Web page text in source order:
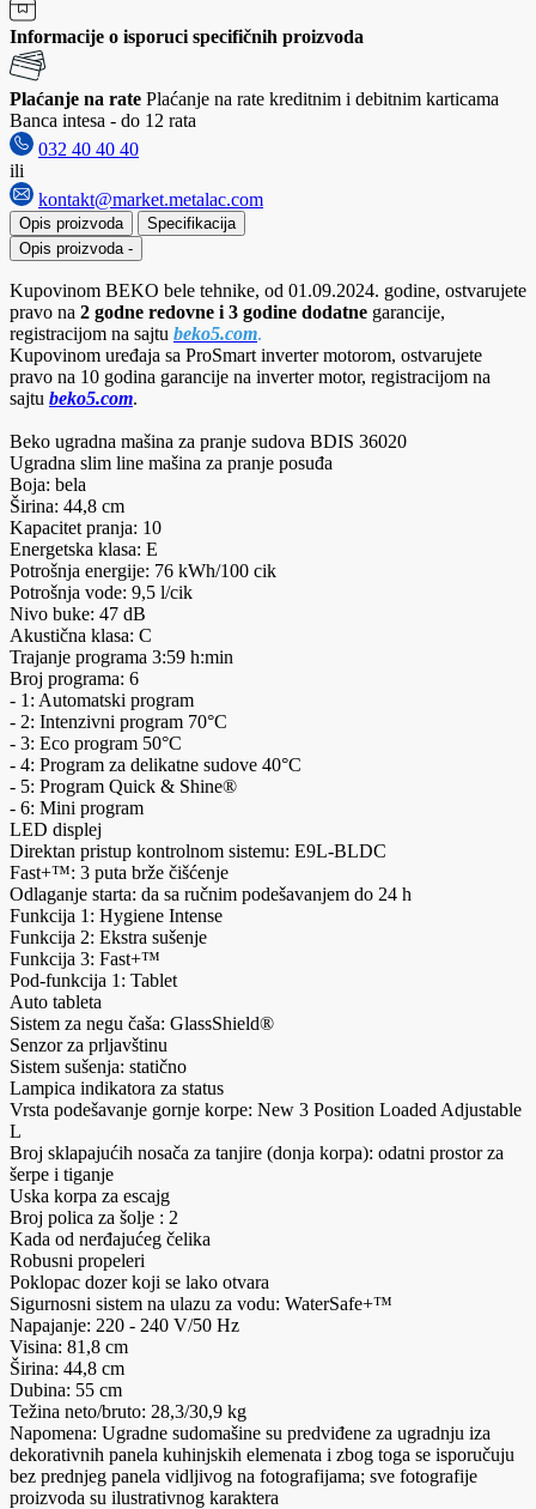
Informacije o isporuci specifičnih proizvoda
Plaćanje na rate Plaćanje na rate kreditnim i debitnim karticama
Banca intesa - do 12 rata
032 40 40 40
ili
kontakt@market.metalac.com
Opis proizvoda
Specifikacija
Opis proizvoda -
Kupovinom BEKO bele tehnike, od 01.09.2024. godine, ostvarujete
pravo na 2 godne redovne i 3 godine dodatne garancije,
registracijom na sajtu beko5.com.
Kupovinom uređaja sa ProSmart inverter motorom, ostvarujete
pravo na 10 godina garancije na inverter motor, registracijom na
sajtu beko5.com.
Beko ugradna mašina za pranje sudova BDIS 36020
Ugradna slim line mašina za pranje posuđa
Boja: bela
Širina: 44,8 cm
Kapacitet pranja: 10
Energetska klasa: E
Potrošnja energije: 76 kWh/100 cik
Potrošnja vode: 9,5 l/cik
Nivo buke: 47 dB
Akustična klasa: C
Trajanje programa 3:59 h:min
Broj programa: 6
- 1: Automatski program
- 2: Intenzivni program 70°C
- 3: Eco program 50°C
- 4: Program za delikatne sudove 40°C
- 5: Program Quick & Shine®
- 6: Mini program
LED displej
Direktan pristup kontrolnom sistemu: E9L-BLDC
Fast+™: 3 puta brže čišćenje
Odlaganje starta: da sa ručnim podešavanjem do 24 h
Funkcija 1: Hygiene Intense
Funkcija 2: Ekstra sušenje
Funkcija 3: Fast+™
Pod-funkcija 1: Tablet
Auto tableta
Sistem za negu čaša: GlassShield®
Senzor za prljavštinu
Sistem sušenja: statično
Lampica indikatora za status
Vrsta podešavanje gornje korpe: New 3 Position Loaded Adjustable
L
Broj sklapajućih nosača za tanjire (donja korpa): odatni prostor za
šerpe i tiganje
Uska korpa za escajg
Broj polica za šolje : 2
Kada od nerđajućeg čelika
Robusni propeleri
Poklopac dozer koji se lako otvara
Sigurnosni sistem na ulazu za vodu: WaterSafe+™
Napajanje: 220 - 240 V/50 Hz
Visina: 81,8 cm
Širina: 44,8 cm
Dubina: 55 cm
Težina neto/bruto: 28,3/30,9 kg
Napomena: Ugradne sudomašine su predviđene za ugradnju iza
dekorativnih panela kuhinjskih elemenata i zbog toga se isporučuju
bez prednjeg panela vidljivog na fotografijama; sve fotografije
proizvoda su ilustrativnog karaktera